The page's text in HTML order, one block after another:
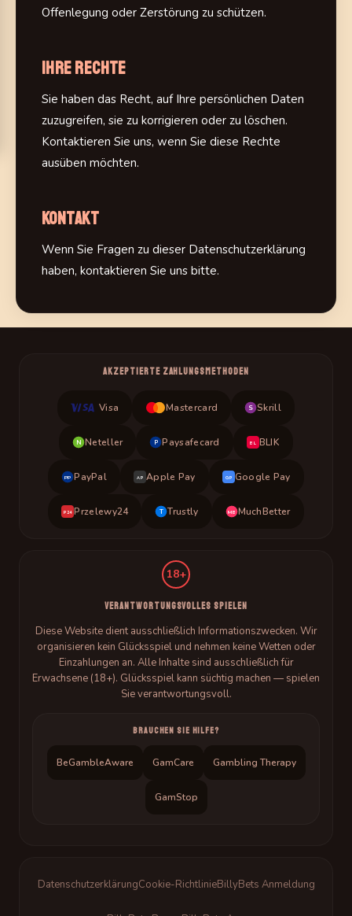
Offenlegung oder Zerstörung zu schützen.
Ihre Rechte
Sie haben das Recht, auf Ihre persönlichen Daten
zuzugreifen, sie zu korrigieren oder zu löschen.
Kontaktieren Sie uns, wenn Sie diese Rechte
ausüben möchten.
Kontakt
Wenn Sie Fragen zu dieser Datenschutzerklärung
haben, kontaktieren Sie uns bitte.
AKZEPTIERTE ZAHLUNGSMETHODEN
Visa Mastercard S Skrill
N Neteller P Paysafecard BL BLIK
PP PayPal AP Apple Pay GP Google Pay
P24 Przelewy24 T Trustly MB MuchBetter
18+
VERANTWORTUNGSVOLLES SPIELEN
Diese Website dient ausschließlich Informationszwecken. Wir
organisieren kein Glücksspiel und nehmen keine Wetten oder
Einzahlungen an. Alle Inhalte sind ausschließlich für
Erwachsene (18+). Glücksspiel kann süchtig machen — spielen
Sie verantwortungsvoll.
BRAUCHEN SIE HILFE?
BeGambleAware GamCare Gambling Therapy
GamStop
DatenschutzerklärungCookie-RichtlinieBillyBets Anmeldung